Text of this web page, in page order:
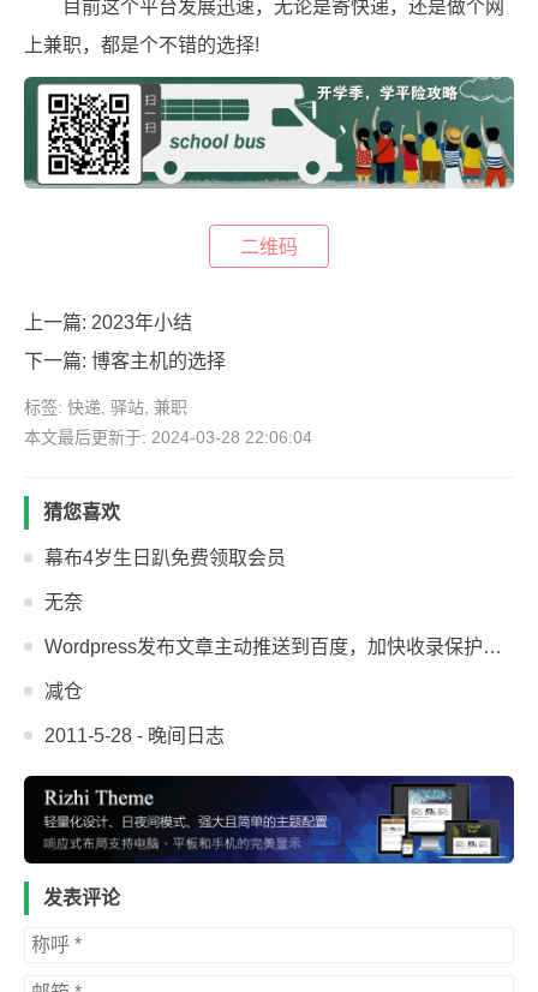
目前这个平台发展迅速，无论是寄快递，还是做个网
上兼职，都是个不错的选择!
二维码
上一篇: 2023年小结
下一篇: 博客主机的选择
标签: 快递 驿站 兼职
本文最后更新于: 2024-03-28 22:06:04
猜您喜欢
幕布4岁生日趴免费领取会员
无奈
Wordpress发布文章主动推送到百度，加快收录保护原创
减仓
2011-5-28 - 晚间日志
发表评论